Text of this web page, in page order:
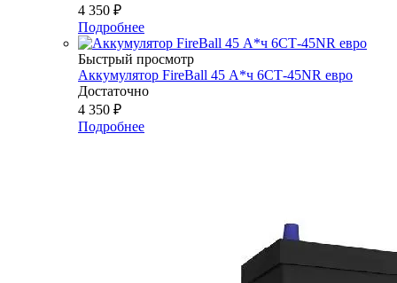
4 350 ₽
Подробнее
Быстрый просмотр
Аккумулятор FireBall 45 А*ч 6СТ-45NR евро
Достаточно
4 350 ₽
Подробнее